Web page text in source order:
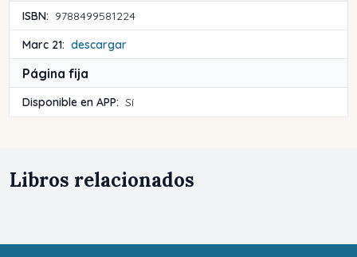
ISBN: 9788499581224
Marc 21: descargar
Página fija
Disponible en APP: Sí
Libros relacionados